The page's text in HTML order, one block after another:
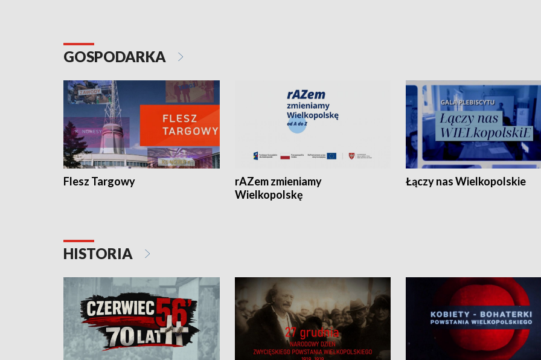
GOSPODARKA
Flesz Targowy
rAZem zmieniamy
Wielkopolskę
Łączy nas Wielkopolskie
HISTORIA